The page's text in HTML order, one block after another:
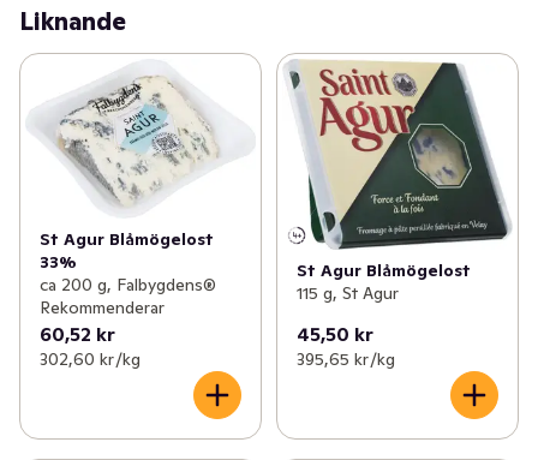
Därför föredrar många ett sött vin som Sauternes eller
portvin till sin Roquefort. Byborna i Roquefort dricker
helst vanligt rödvin till sin specialitet. Oavsett val av
dryck är Papillon Roquefort opast en god och pikant ost
till ostbricka.
Liknande
St Agur Blåmögelost
33%
ca 200 g, Falbygdens®
Rekommenderar
60,52 kr
302,60 kr /kg
St Agur Blåmögelost
115 g, St Agur
45,50 kr
395,65 kr /kg